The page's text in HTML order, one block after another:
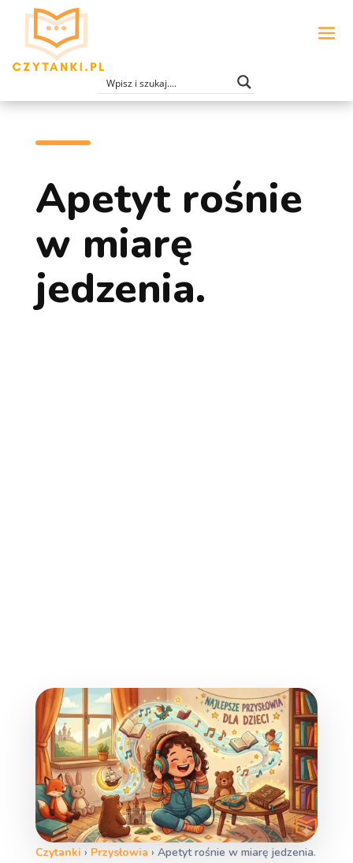
Apetyt rośnie
w miarę
jedzenia.
Czytanki › Przysłowia › Apetyt rośnie w miarę jedzenia.